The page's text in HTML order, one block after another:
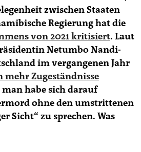
zwischen Staaten
Regierung hat die
von 2021 kritisiert. Laut
Netumbo Nandi-
im vergangenen Jahr
mehr Zugeständnisse
man habe sich darauf
ohne den umstrittenen
Sicht“ zu sprechen. Was